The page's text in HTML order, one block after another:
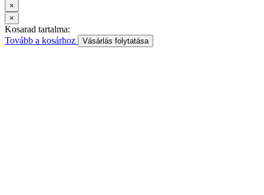
×
×
Kosarad tartalma:
Tovább a kosárhoz
Vásárlás folytatása